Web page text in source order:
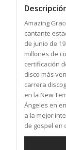
Amazing
cantante
de junio de
millones de
certificación
disco más
carrera
en la New
Ángeles en
a la mejor
de gospel en